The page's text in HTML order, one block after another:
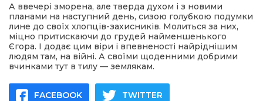
А ввечері зморена, але тверда духом і з новими
планами на наступний день, сизою голубкою подумки
лине до своїх хлопців-захисників. Молиться за них,
міцно притискаючи до грудей найменшенького
Єгора. І додає цим віри і впевненості найріднішим
людям там, на війні. А своїми щоденними добрими
вчинками тут в тилу — землякам.
FACEBOOK TWITTER